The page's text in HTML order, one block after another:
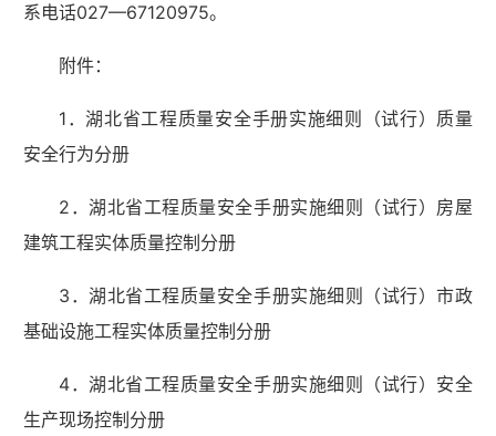
系电话027—67120975。
附件：
1．湖北省工程质量安全手册实施细则（试行）质量
安全行为分册
2．湖北省工程质量安全手册实施细则（试行）房屋
建筑工程实体质量控制分册
3．湖北省工程质量安全手册实施细则（试行）市政
基础设施工程实体质量控制分册
4．湖北省工程质量安全手册实施细则（试行）安全
生产现场控制分册